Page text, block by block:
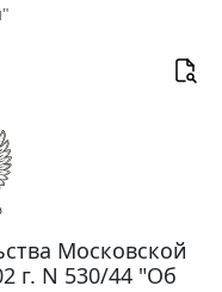
Московской
г. N 530/44 "Об